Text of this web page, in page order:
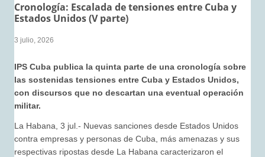
Cronología: Escalada de tensiones entre Cuba y
Estados Unidos (V parte)
3 julio, 2026
IPS Cuba publica la quinta parte de una cronología sobre
las sostenidas tensiones entre Cuba y Estados Unidos,
con discursos que no descartan una eventual operación
militar.
La Habana, 3 jul.- Nuevas sanciones desde Estados Unidos
contra empresas y personas de Cuba, más amenazas y sus
respectivas ripostas desde La Habana caracterizaron el